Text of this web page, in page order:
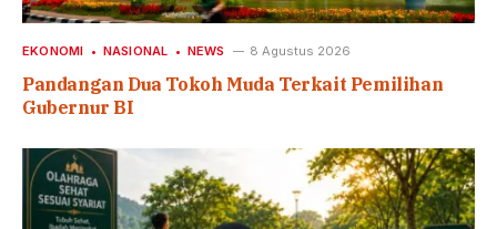
EKONOMI NASIONAL NEWS 8 Agustus 2026
Pandangan Dua Tokoh Muda Terkait Pemilihan
Gubernur BI